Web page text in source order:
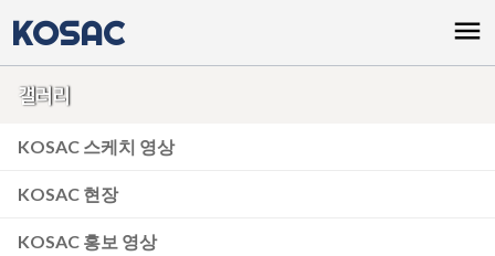
KOSAC menu
갤러리
KOSAC 스케치 영상
KOSAC 현장
KOSAC 홍보 영상